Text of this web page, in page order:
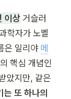
이상 거슬러
학자가 노벨
은 일리야 메
핵심 개념인
았지만, 같은
는 또 하나의